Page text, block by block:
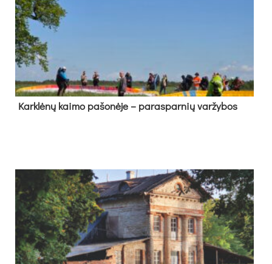
Kark­lė­nų kai­mo pa­šo­nė­je – pa­ras­par­nių var­žy­bos